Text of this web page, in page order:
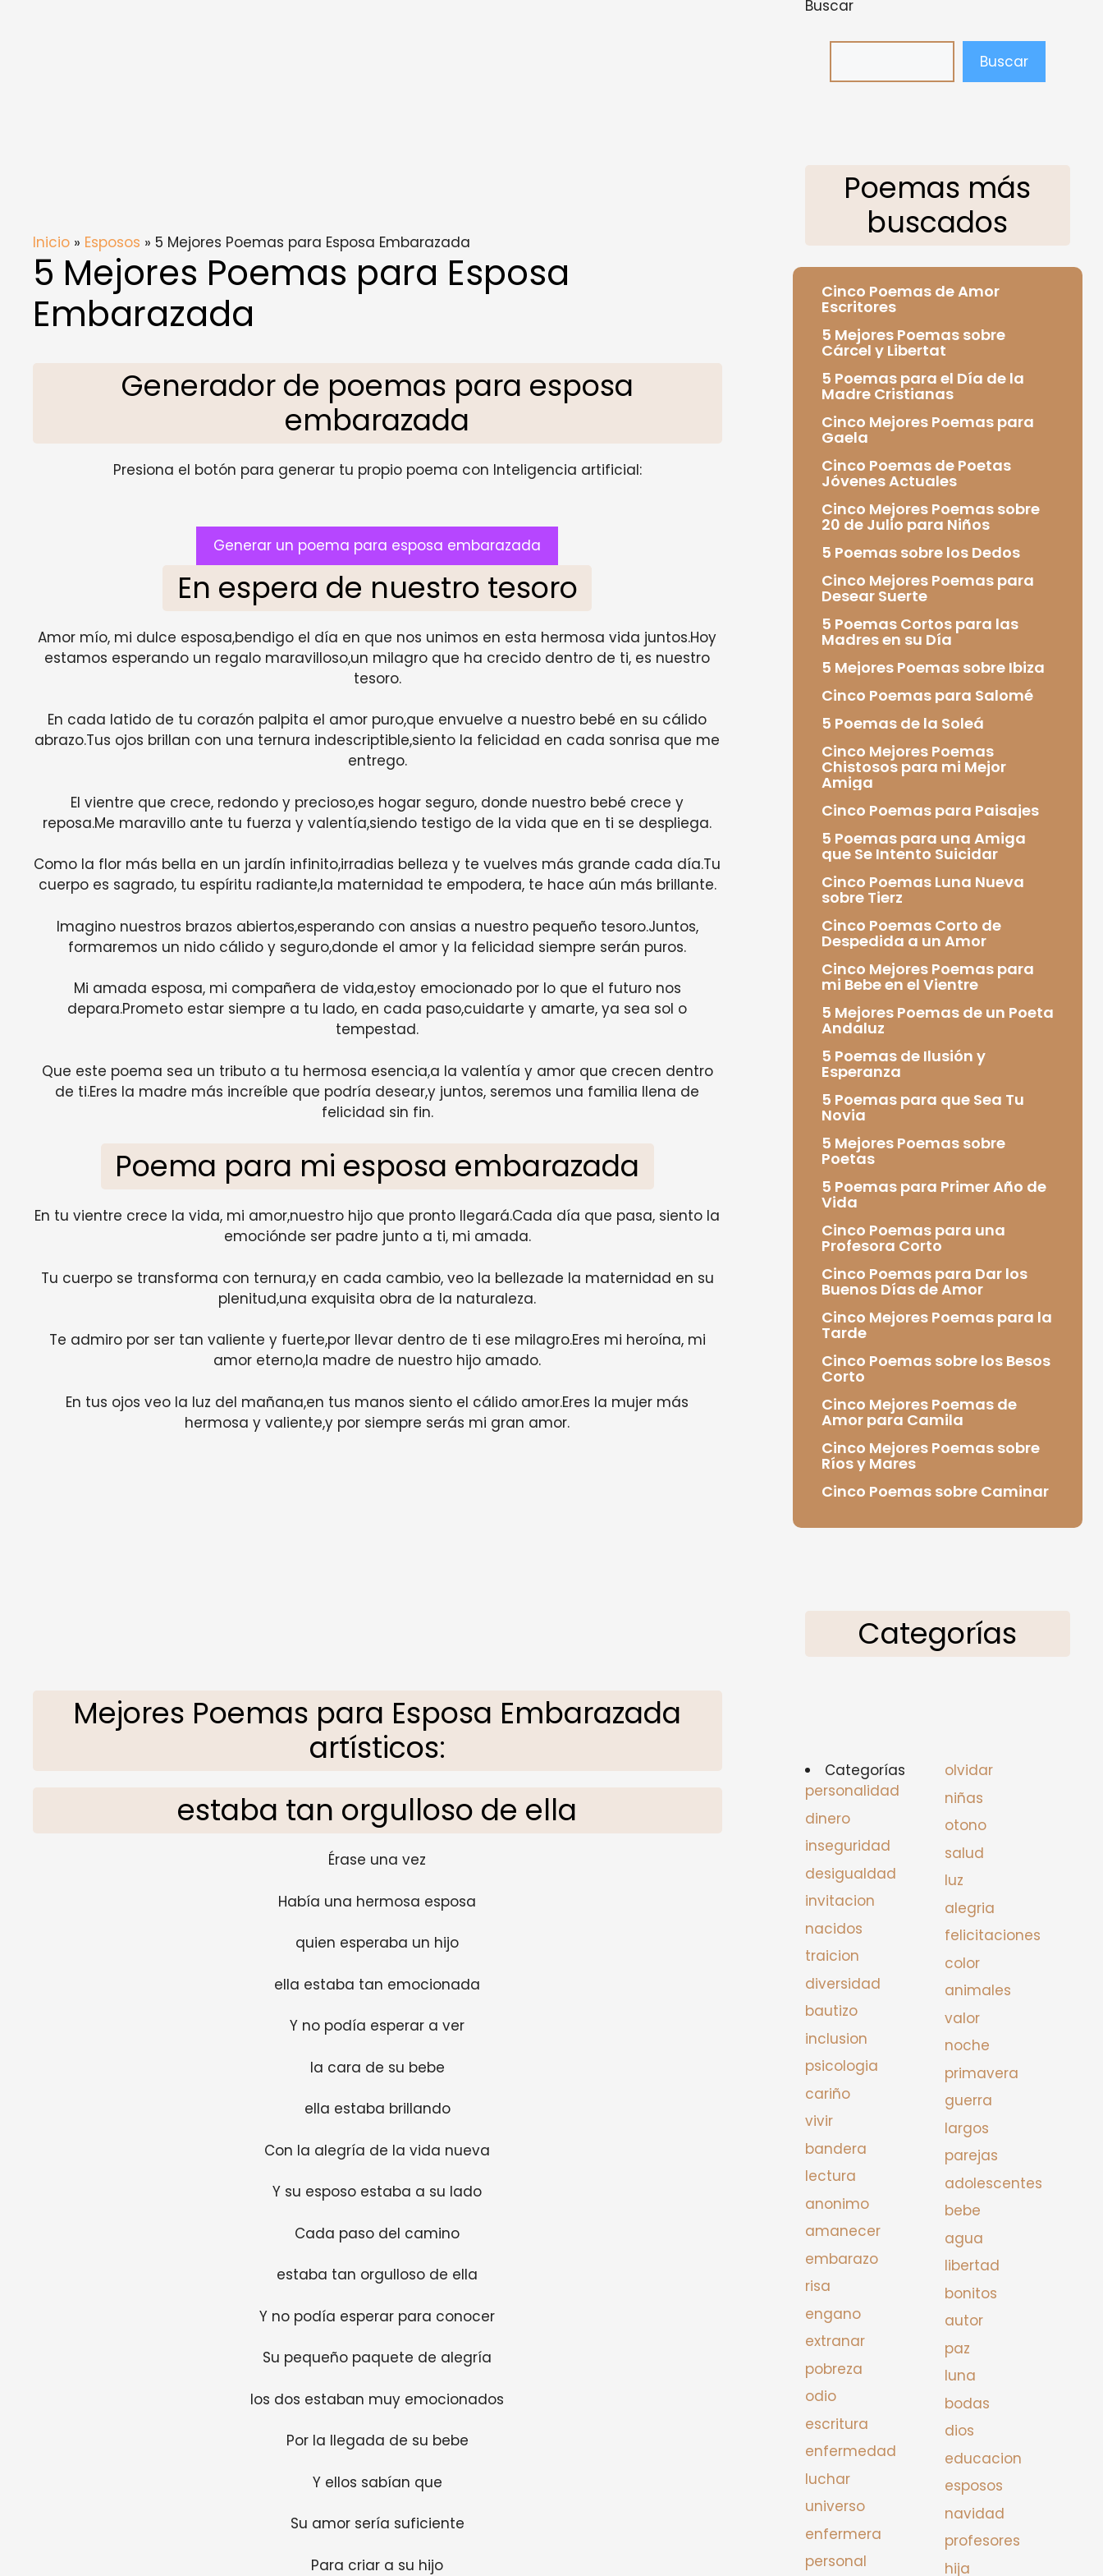
Inicio » Esposos » 5 Mejores Poemas para Esposa Embarazada
5 Mejores Poemas para Esposa
Embarazada
Generador de poemas para esposa
embarazada
Presiona el botón para generar tu propio poema con Inteligencia artificial:
Generar un poema para esposa embarazada
En espera de nuestro tesoro
Amor mío, mi dulce esposa,bendigo el día en que nos unimos en esta hermosa vida juntos.Hoy
estamos esperando un regalo maravilloso,un milagro que ha crecido dentro de ti, es nuestro
tesoro.
En cada latido de tu corazón palpita el amor puro,que envuelve a nuestro bebé en su cálido
abrazo.Tus ojos brillan con una ternura indescriptible,siento la felicidad en cada sonrisa que me
entrego.
El vientre que crece, redondo y precioso,es hogar seguro, donde nuestro bebé crece y
reposa.Me maravillo ante tu fuerza y valentía,siendo testigo de la vida que en ti se despliega.
Como la flor más bella en un jardín infinito,irradias belleza y te vuelves más grande cada día.Tu
cuerpo es sagrado, tu espíritu radiante,la maternidad te empodera, te hace aún más brillante.
Imagino nuestros brazos abiertos,esperando con ansias a nuestro pequeño tesoro.Juntos,
formaremos un nido cálido y seguro,donde el amor y la felicidad siempre serán puros.
Mi amada esposa, mi compañera de vida,estoy emocionado por lo que el futuro nos
depara.Prometo estar siempre a tu lado, en cada paso,cuidarte y amarte, ya sea sol o
tempestad.
Que este poema sea un tributo a tu hermosa esencia,a la valentía y amor que crecen dentro
de ti.Eres la madre más increíble que podría desear,y juntos, seremos una familia llena de
felicidad sin fin.
Poema para mi esposa embarazada
En tu vientre crece la vida, mi amor,nuestro hijo que pronto llegará.Cada día que pasa, siento la
emociónde ser padre junto a ti, mi amada.
Tu cuerpo se transforma con ternura,y en cada cambio, veo la bellezade la maternidad en su
plenitud,una exquisita obra de la naturaleza.
Te admiro por ser tan valiente y fuerte,por llevar dentro de ti ese milagro.Eres mi heroína, mi
amor eterno,la madre de nuestro hijo amado.
En tus ojos veo la luz del mañana,en tus manos siento el cálido amor.Eres la mujer más
hermosa y valiente,y por siempre serás mi gran amor.
Mejores Poemas para Esposa Embarazada
artísticos:
estaba tan orgulloso de ella
Érase una vez
Había una hermosa esposa
quien esperaba un hijo
ella estaba tan emocionada
Y no podía esperar a ver
la cara de su bebe
ella estaba brillando
Con la alegría de la vida nueva
Y su esposo estaba a su lado
Cada paso del camino
estaba tan orgulloso de ella
Y no podía esperar para conocer
Su pequeño paquete de alegría
los dos estaban muy emocionados
Por la llegada de su bebe
Y ellos sabían que
Su amor sería suficiente
Para criar a su hijo
Buscar
Buscar
Poemas más
buscados
Cinco Poemas de Amor
Escritores
5 Mejores Poemas sobre
Cárcel y Libertat
5 Poemas para el Día de la
Madre Cristianas
Cinco Mejores Poemas para
Gaela
Cinco Poemas de Poetas
Jóvenes Actuales
Cinco Mejores Poemas sobre
20 de Julio para Niños
5 Poemas sobre los Dedos
Cinco Mejores Poemas para
Desear Suerte
5 Poemas Cortos para las
Madres en su Día
5 Mejores Poemas sobre Ibiza
Cinco Poemas para Salomé
5 Poemas de la Soleá
Cinco Mejores Poemas
Chistosos para mi Mejor
Amiga
Cinco Poemas para Paisajes
5 Poemas para una Amiga
que Se Intento Suicidar
Cinco Poemas Luna Nueva
sobre Tierz
Cinco Poemas Corto de
Despedida a un Amor
Cinco Mejores Poemas para
mi Bebe en el Vientre
5 Mejores Poemas de un Poeta
Andaluz
5 Poemas de Ilusión y
Esperanza
5 Poemas para que Sea Tu
Novia
5 Mejores Poemas sobre
Poetas
5 Poemas para Primer Año de
Vida
Cinco Poemas para una
Profesora Corto
Cinco Poemas para Dar los
Buenos Días de Amor
Cinco Mejores Poemas para la
Tarde
Cinco Poemas sobre los Besos
Corto
Cinco Mejores Poemas de
Amor para Camila
Cinco Mejores Poemas sobre
Ríos y Mares
Cinco Poemas sobre Caminar
Categorías
Categorías
personalidad
dinero
inseguridad
desigualdad
invitacion
nacidos
traicion
diversidad
bautizo
inclusion
psicologia
cariño
vivir
bandera
lectura
anonimo
amanecer
embarazo
risa
engano
extranar
pobreza
odio
escritura
enfermedad
luchar
universo
enfermera
personal
olvidar
niñas
otono
salud
luz
alegria
felicitaciones
color
animales
valor
noche
primavera
guerra
largos
parejas
adolescentes
bebe
agua
libertad
bonitos
autor
paz
luna
bodas
dios
educacion
esposos
navidad
profesores
hija